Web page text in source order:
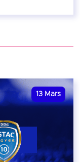
13 Mars